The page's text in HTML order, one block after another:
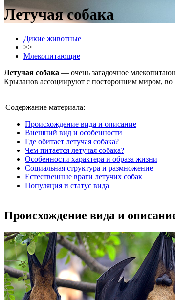
Летучая собака
Дикие животные
>>
Млекопитающие
Летучая собака — очень загадочное
Крыланов ассоциируют с посторонним миром,
Содержание материала:
Происхождение вида и описание
Внешний вид и особенности
Где обитает летучая собака?
Чем питается летучая собака?
Особенности характера и образа жизни
Социальная структура и размножение
Естественные враги летучих собак
Популяция и статус вида
Происхождение вида и